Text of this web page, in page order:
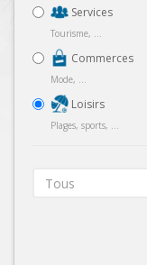
Services
Tourisme, ...
Commerces
Mode, ...
Loisirs
Plages, sports, ...
Tous